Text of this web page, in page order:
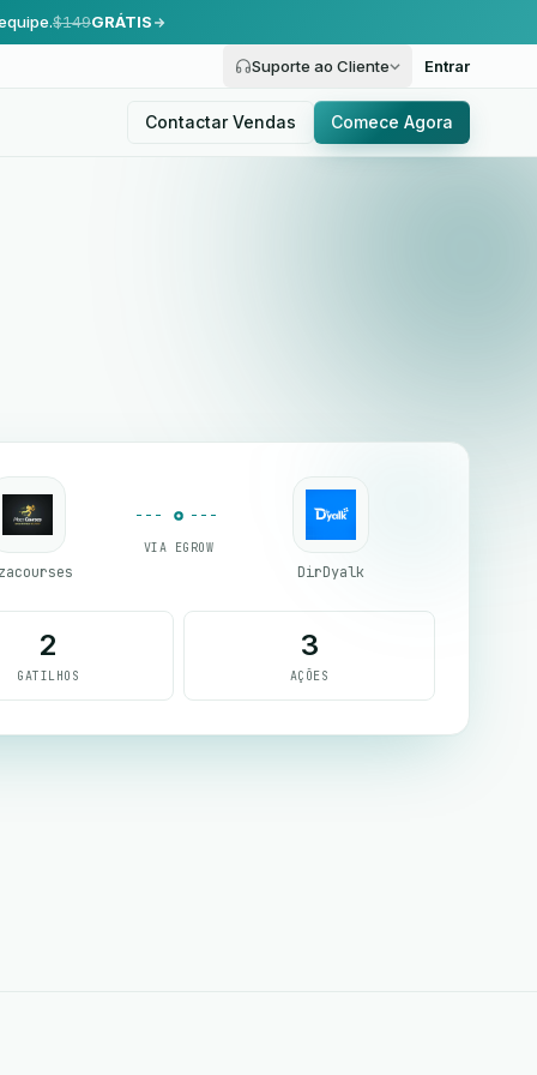
$149GRÁTIS
Suporte ao Cliente Entrar
Contactar Vendas Comece Agora
VIA EGROW
DirDyalk
2
GATILHOS
3
AÇÕES